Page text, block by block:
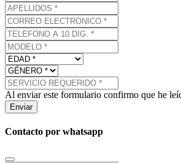
Al enviar este formulario confirmo que he
Enviar
Contacto por whatsapp